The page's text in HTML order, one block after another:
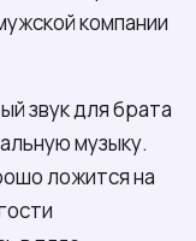
компании
звук для брата
музыку.
ложится на